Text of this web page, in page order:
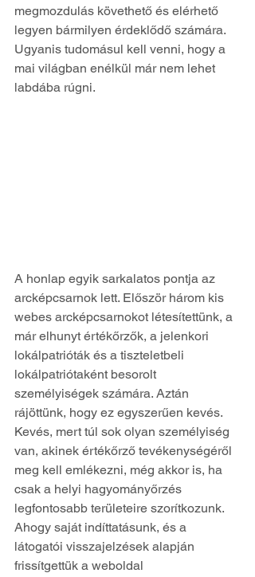
megmozdulás követhető és elérhető
legyen bármilyen érdeklődő számára.
Ugyanis tudomásul kell venni, hogy a
mai világban enélkül már nem lehet
labdába rúgni.
A honlap egyik sarkalatos pontja az
arcképcsarnok lett. Először három kis
webes arcképcsarnokot létesítettünk, a
már elhunyt értékőrzők, a jelenkori
lokálpatrióták és a tiszteletbeli
lokálpatriótaként besorolt
személyiségek számára. Aztán
rájöttünk, hogy ez egyszerűen kevés.
Kevés, mert túl sok olyan személyiség
van, akinek értékőrző tevékenységéről
meg kell emlékezni, még akkor is, ha
csak a helyi hagyományőrzés
legfontosabb területeire szorítkozunk.
Ahogy saját indíttatásunk, és a
látogatói visszajelzések alapján
frissítgettük a weboldal